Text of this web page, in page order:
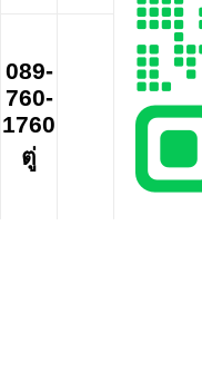
089-
760-
1760
ตู่